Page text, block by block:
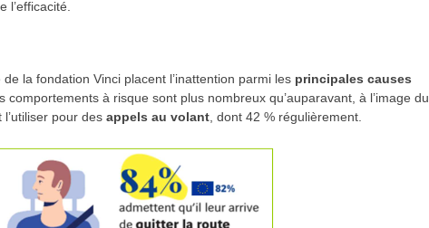
de la fondation Vinci placent l’inattention parmi les principales causes
comportements à risque sont plus nombreux qu’auparavant, à l’image du
l’utiliser pour des appels au volant , dont 42 % régulièrement.